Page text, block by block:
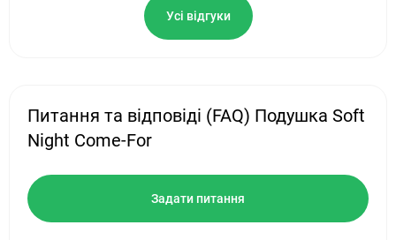
Усі відгуки
Питання та відповіді (FAQ) Подушка Soft
Night Come-For
Задати питання